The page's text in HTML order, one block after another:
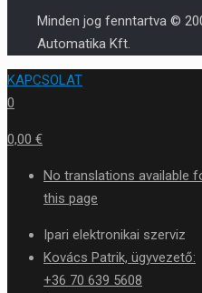
Minden jog fenntartva ©
Automatika Kft.
KAPCSOLAT
0
0,00 €
No translations available
this page
Ipari elektronikai szerviz
Kovács Patrik, ügyvezető:
+36 70 639 5608